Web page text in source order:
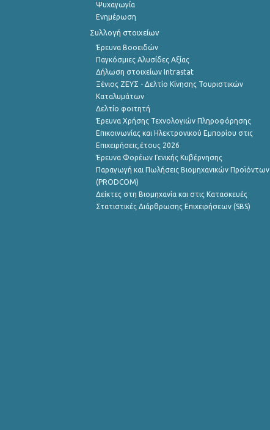
Ψυχαγωγία
Ενημέρωση
Συλλογή στοιχείων
Έρευνα Βοοειδών
Παγκόσμιες Αλυσίδες Αξίας
Δήλωση στοιχείων Intrastat
Ξένιος ΖΕΥΣ - Δελτίο Κίνησης Τουριστικών
Καταλυμάτων
Δελτίο φοιτητή
Έρευνα Χρήσης Τεχνολογιών Πληροφόρησης
Επικοινωνίας και Ηλεκτρονικού Εμπορίου στις
Επιχειρήσεις,έτους 2026
Έρευνα Φορέων Γενικής Κυβέρνησης
Παραγωγή και Πωλήσεις Βιομηχανικών Προϊόντων
(PRODCOM)
Δείκτες στη Βιομηχανία και στις Κατασκευές
Στατιστικές Διάρθρωσης Επιχειρήσεων (SBS)